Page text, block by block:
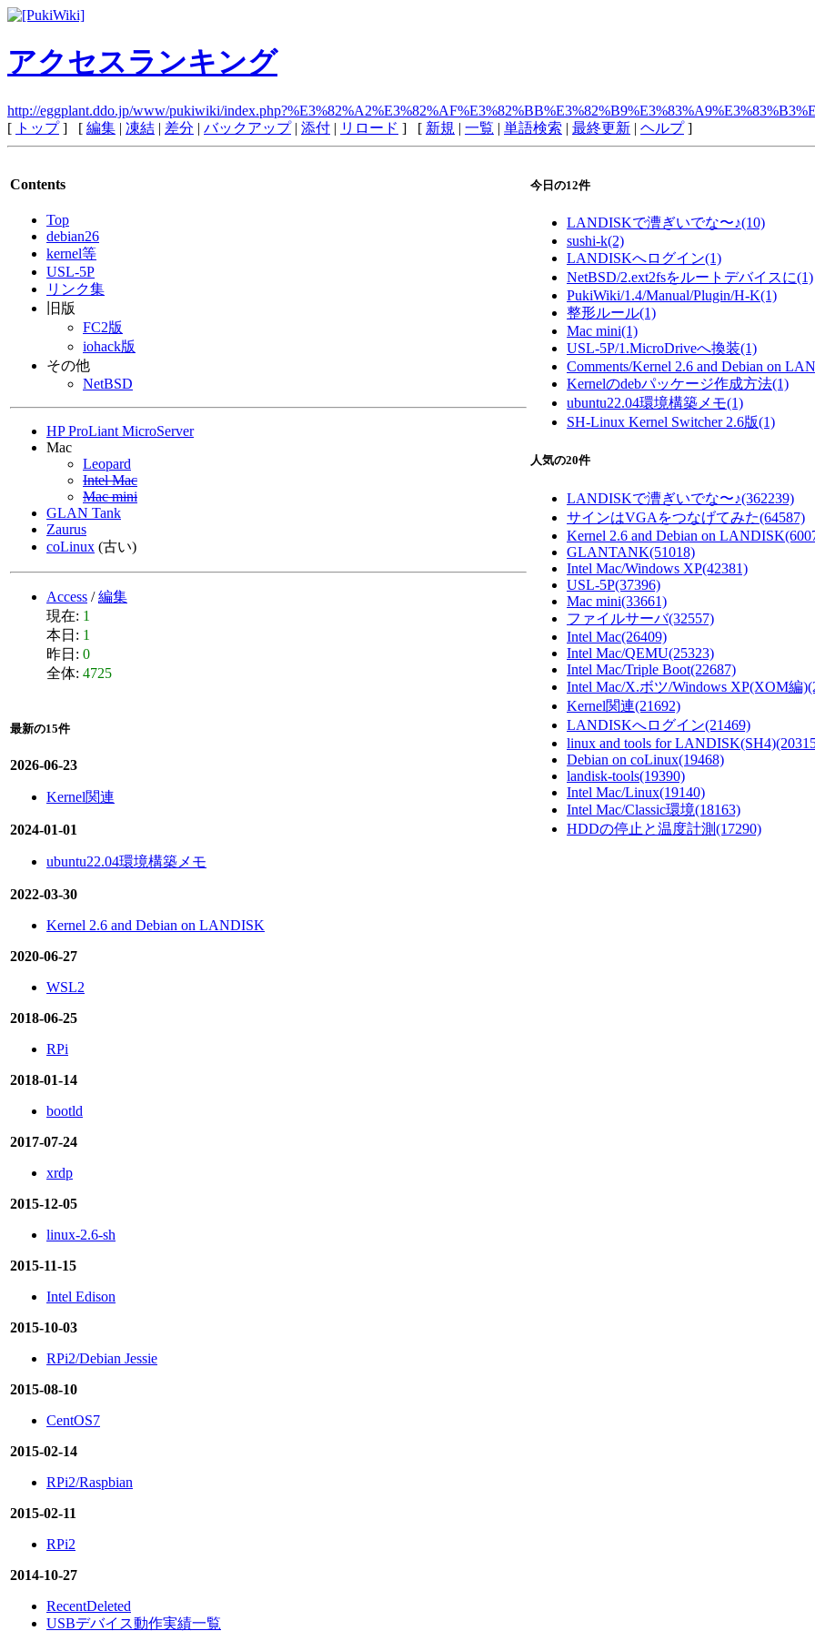
アクセスランキング
http://eggplant.ddo.jp/www/pukiwiki/
[ トップ] [ 編集 | 凍結 | 差分 | バックアップ| 添付 | リロード ] [ 新規 | 一覧 | 単語検索 | 最終更新 | ヘルプ]
Contents
Top
debian26
kernel等
USL-5P
リンク集
旧版
FC2版
iohack版
その他
NetBSD
HP ProLiant MicroServer
Mac
Leopard
Intel Mac
Mac mini
GLAN Tank
Zaurus
coLinux (古い)
Access /編集
現在: 1
本日: 1
昨日: 0
全体: 4725
最新の15件
2026-06-23
Kernel関連
2024-01-01
ubuntu22.04環境構築メモ
2022-03-30
Kernel 2.6 and Debian on LANDISK
2020-06-27
WSL2
2018-06-25
RPi
2018-01-14
bootld
2017-07-24
xrdp
2015-12-05
linux-2.6-sh
2015-11-15
Intel Edison
2015-10-03
RPi2/Debian Jessie
2015-08-10
CentOS7
2015-02-14
RPi2/Raspbian
2015-02-11
RPi2
2014-10-27
RecentDeleted
USBデバイス動作実績一覧
今日の12件
LANDISKで漕ぎいでな〜♪(10)
sushi-k(2)
LANDISKへログイン(1)
NetBSD/2.ext2fsをルートデバイスに(1)
PukiWiki/1.4/Manual/Plugin/H-K(1)
整形ルール(1)
Mac mini(1)
USL-5P/1.MicroDriveへ換装(1)
Comments/Kernel 2.6 and Debian on
Kernelのdebパッケージ作成方法(1)
ubuntu22.04環境構築メモ(1)
SH-Linux Kernel Switcher 2.6版(1)
人気の20件
LANDISKで漕ぎいでな〜♪(362239)
サインはVGAをつなげてみた(64587)
Kernel 2.6 and Debian on LANDISK
GLANTANK(51018)
Intel Mac/Windows XP(42381)
USL-5P(37396)
Mac mini(33661)
ファイルサーバ(32557)
Intel Mac(26409)
Intel Mac/QEMU(25323)
Intel Mac/Triple Boot(22687)
Intel Mac/X.ボツ/Windows XP(XOM編)
Kernel関連(21692)
LANDISKへログイン(21469)
linux and tools for LANDISK(SH4)
Debian on coLinux(19468)
landisk-tools(19390)
Intel Mac/Linux(19140)
Intel Mac/Classic環境(18163)
HDDの停止と温度計測(17290)